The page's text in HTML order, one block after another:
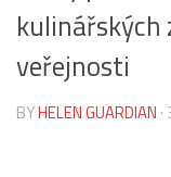
veřejnosti
BYHELEN GUARDIAN ·